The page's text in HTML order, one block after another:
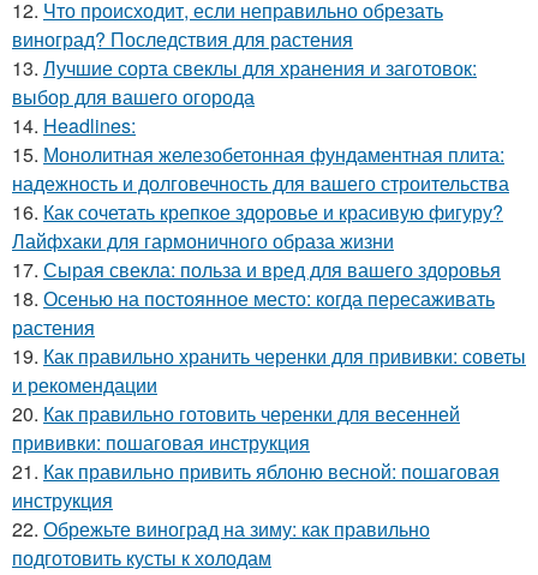
12. Что происходит, если неправильно обрезать
виноград? Последствия для растения
13. Лучшие сорта свеклы для хранения и заготовок:
выбор для вашего огорода
14. Headlines:
15. Монолитная железобетонная фундаментная плита:
надежность и долговечность для вашего строительства
16. Как сочетать крепкое здоровье и красивую фигуру?
Лайфхаки для гармоничного образа жизни
17. Сырая свекла: польза и вред для вашего здоровья
18. Осенью на постоянное место: когда пересаживать
растения
19. Как правильно хранить черенки для прививки: советы
и рекомендации
20. Как правильно готовить черенки для весенней
прививки: пошаговая инструкция
21. Как правильно привить яблоню весной: пошаговая
инструкция
22. Обрежьте виноград на зиму: как правильно
подготовить кусты к холодам